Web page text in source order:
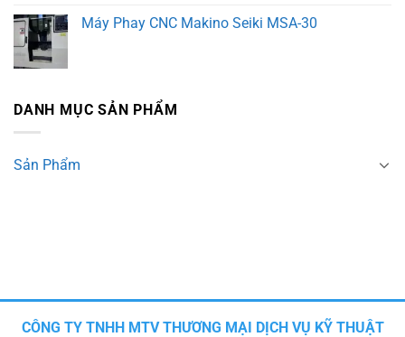
Máy Phay CNC Makino Seiki MSA-30
DANH MỤC SẢN PHẨM
Sản Phẩm
CÔNG TY TNHH MTV THƯƠNG MẠI DỊCH VỤ KỸ THUẬT